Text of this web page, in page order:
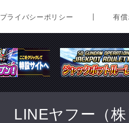
プライバシーポリシー 有
LINEヤフー（